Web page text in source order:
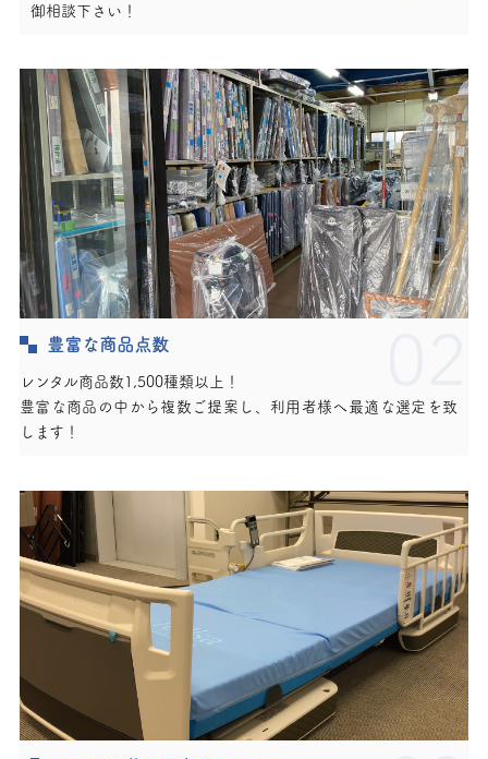
御相談下さい！
豊富な商品点数
レンタル商品数1,500種類以上！
豊富な商品の中から複数ご提案し、利用者様へ最適な選定を致
します！